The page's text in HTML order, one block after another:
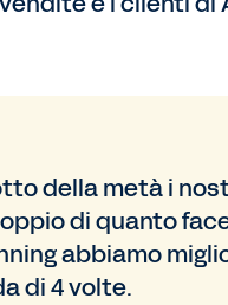
della metà i
di quanto
abbiamo
di 4 volte.